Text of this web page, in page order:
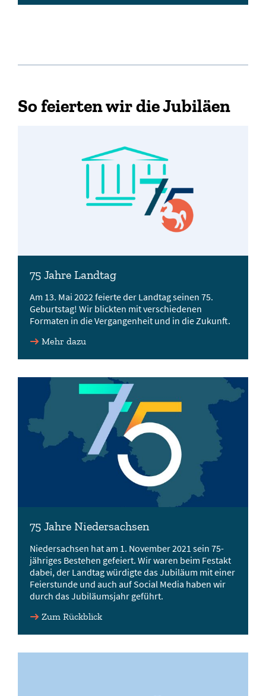
So feierten wir die Jubiläen
75 Jahre Landtag
Am 13. Mai 2022 feierte der Landtag seinen 75.
Geburtstag! Wir blickten mit verschiedenen
Formaten in die Vergangenheit und in die Zukunft.
Mehr dazu
75 Jahre Niedersachsen
Niedersachsen hat am 1. November 2021 sein 75-
jähriges Bestehen gefeiert. Wir waren beim Festakt
dabei, der Landtag würdigte das Jubiläum mit einer
Feierstunde und auch auf Social Media haben wir
durch das Jubiläumsjahr geführt.
Zum Rückblick